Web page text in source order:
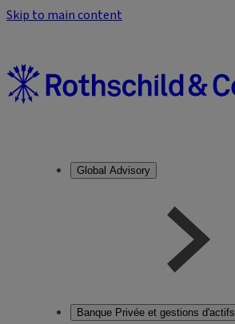
Skip to main content
Global Advisory
Banque Privée et gestions d'actifs